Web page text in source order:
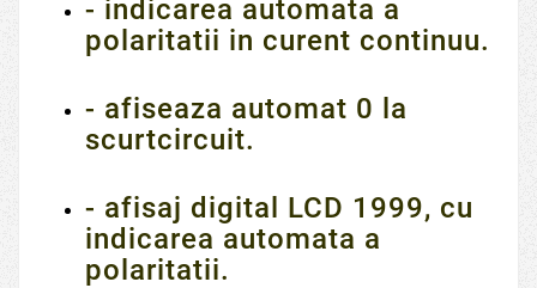
- indicarea automata a
polaritatii in curent continuu.
- afiseaza automat 0 la
scurtcircuit.
- afisaj digital LCD 1999, cu
indicarea automata a
polaritatii.